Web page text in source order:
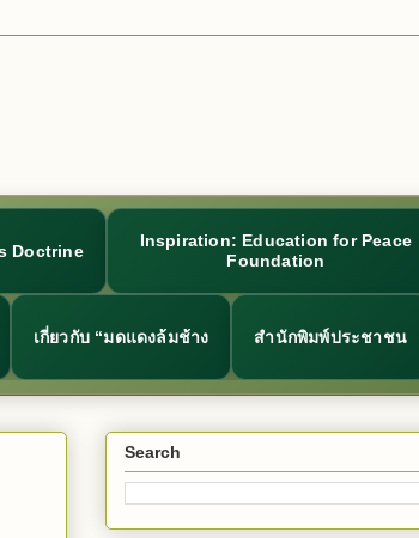
Doctrine
Inspiration: Education for Peace
Foundation
เกี่ยวกับ “มดแดงล้มช้าง สำนักพิมพ์ประชาชน
Search